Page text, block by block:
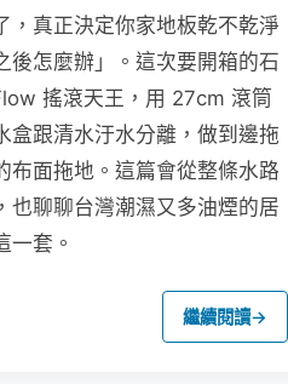
，真正決定你家地板乾不乾淨
後怎麼辦」。這次要開箱的石
搖滾天王，用 27cm 滾筒
盒跟清水汙水分離，做到邊拖
布面拖地。這篇會從整條水路
也聊聊台灣潮濕又多油煙的居
一套。
繼續閱讀→